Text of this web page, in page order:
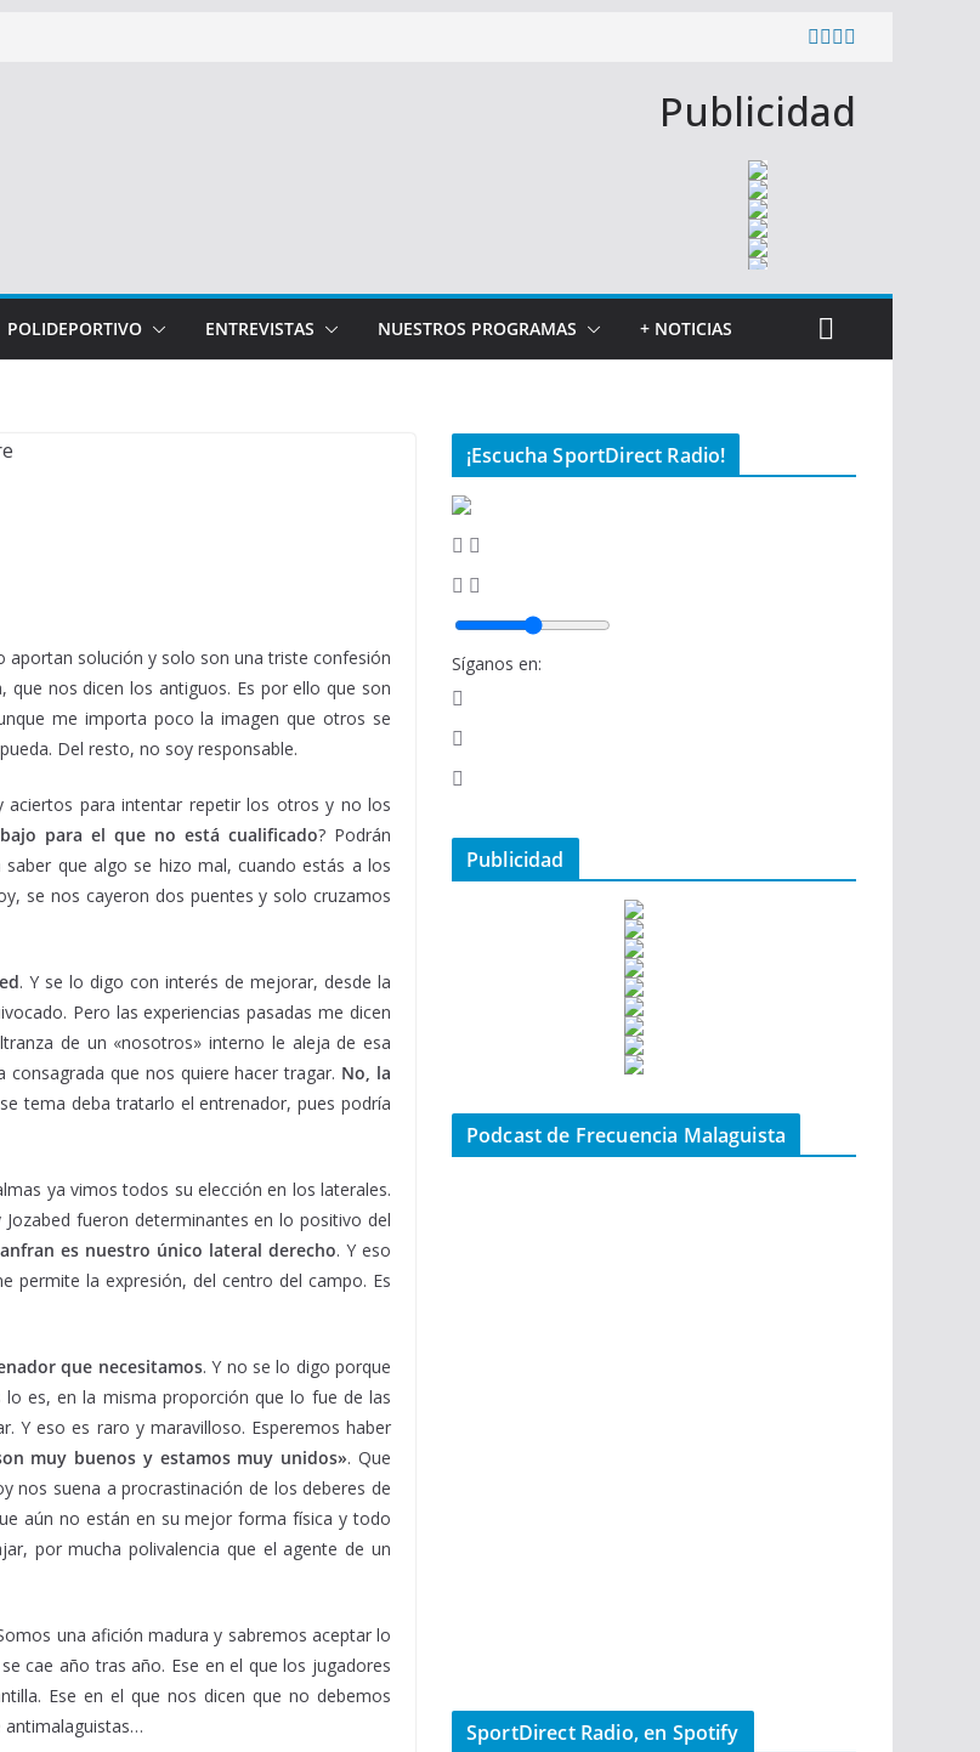
Publicidad
POLIDEPORTIVO ENTREVISTAS NUESTROS PROGRAMAS + NOTICIAS
aportan solución y solo son una triste confesión
que nos dicen los antiguos. Es por ello que son
me importa poco la imagen que otros se
Del resto, no soy responsable.
aciertos para intentar repetir los otros y no los
para el que no está cualificado? Podrán
que algo se hizo mal, cuando estás a los
se nos cayeron dos puentes y solo cruzamos
. Y se lo digo con interés de mejorar, desde la
Pero las experiencias pasadas me dicen
de un «nosotros» interno le aleja de esa
que nos quiere hacer tragar. No, la
tema deba tratarlo el entrenador, pues podría
ya vimos todos su elección en los laterales.
fueron determinantes en lo positivo del
es nuestro único lateral derecho. Y eso
permite la expresión, del centro del campo. Es
que necesitamos. Y no se lo digo porque
es, en la misma proporción que lo fue de las
Y eso es raro y maravilloso. Esperemos haber
muy buenos y estamos muy unidos». Que
nos suena a procrastinación de los deberes de
aún no están en su mejor forma física y todo
por mucha polivalencia que el agente de un
una afición madura y sabremos aceptar lo
cae año tras año. Ese en el que los jugadores
Ese en el que nos dicen que no debemos
antimalaguistas…
¡Escucha SportDirect Radio!
Síganos en:
Publicidad
Podcast de Frecuencia Malaguista
SportDirect Radio, en Spotify